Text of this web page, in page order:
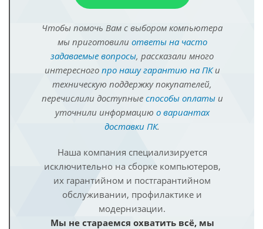
Чтобы помочь Вам с выбором компьютера
мы приготовили ответы на часто
задаваемые вопросы, рассказали много
интересного про нашу гарантию на ПКи
техническую поддержку покупателей,
перечислили доступные способы оплатыи
уточнили информацию о вариантах
доставки ПК.
Наша компания специализируется
исключительно на сборке компьютеров,
их гарантийном и постгарантийном
обслуживании, профилактике и
модернизации.
Мы не стараемся охватить всё, мы